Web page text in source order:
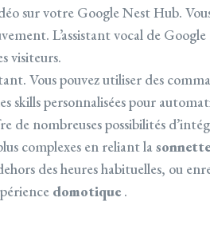
sur votre Google Nest Hub.
L’assistant vocal de
visiteurs.
Vous pouvez utiliser des
skills personnalisées pour
de nombreuses possibilités
complexes en reliant la
des heures habituelles, ou
domotique .